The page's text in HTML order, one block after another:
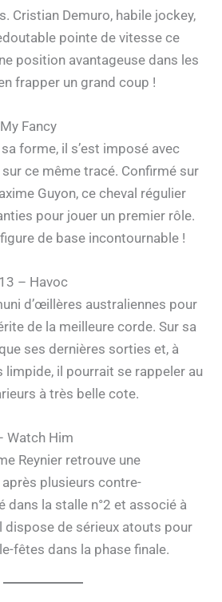
Cristian Demuro, habile jockey,
pointe de vitesse ce
position avantageuse dans les
frapper un grand coup !
Fancy
forme, il s’est imposé avec
ce même tracé. Confirmé sur
Guyon, ce cheval régulier
pour jouer un premier rôle.
de base incontournable !
– Havoc
d’œillères australiennes pour
de la meilleure corde. Sur sa
ses dernières sorties et, à
limpide, il pourrait se rappeler au
à très belle cote.
Watch Him
Reynier retrouve une
plusieurs contre-
dans la stalle n°2 et associé à
dispose de sérieux atouts pour
fêtes dans la phase finale.